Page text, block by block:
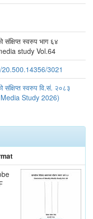
संक्षिप्त स्वरुप भाग ६४
study Vol.64
3021
संक्षिप्त स्वरुप वि.सं. २०८३
Study 2026)